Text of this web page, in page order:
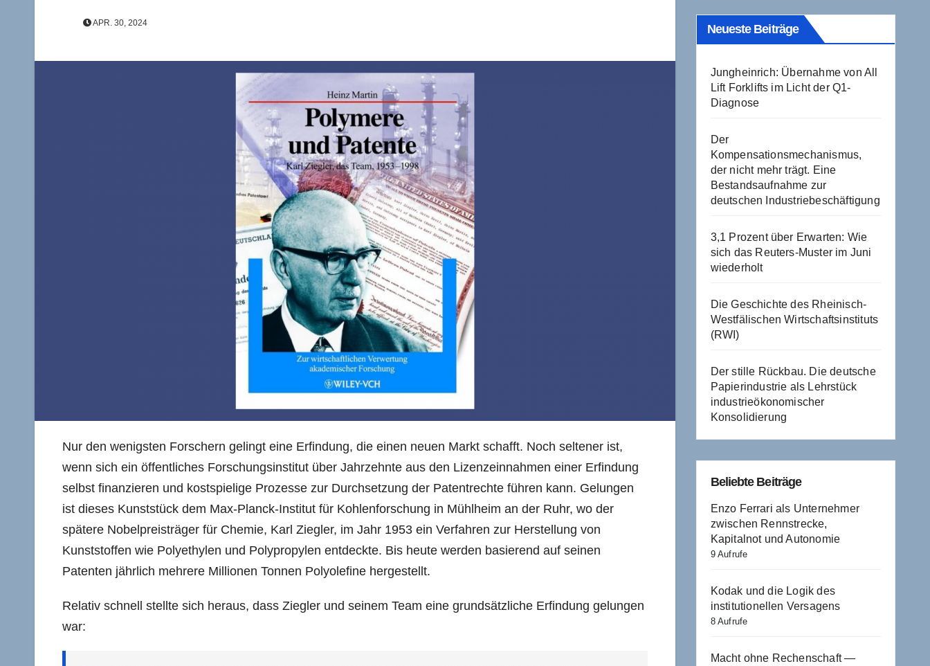
APR. 30, 2024
Nur den wenigsten Forschern gelingt eine Erfindung, die einen neuen Markt schafft. Noch seltener ist,
wenn sich ein öffentliches Forschungsinstitut über Jahrzehnte aus den Lizenzeinnahmen einer Erfindung
selbst finanzieren und kostspielige Prozesse zur Durchsetzung der Patentrechte führen kann. Gelungen
ist dieses Kunststück dem Max-Planck-Institut für Kohlenforschung in Mühlheim an der Ruhr, wo der
spätere Nobelpreisträger für Chemie, Karl Ziegler, im Jahr 1953 ein Verfahren zur Herstellung von
Kunststoffen wie Polyethylen und Polypropylen entdeckte. Bis heute werden basierend auf seinen
Patenten jährlich mehrere Millionen Tonnen Polyolefine hergestellt.
Relativ schnell stellte sich heraus, dass Ziegler und seinem Team eine grundsätzliche Erfindung gelungen
war:
Neueste Beiträge
Jungheinrich: Übernahme von All
Lift Forklifts im Licht der Q1-
Diagnose
Der
Kompensationsmechanismus,
der nicht mehr trägt. Eine
Bestandsaufnahme zur
deutschen Industriebeschäftigung
3,1 Prozent über Erwarten: Wie
sich das Reuters-Muster im Juni
wiederholt
Die Geschichte des Rheinisch-
Westfälischen Wirtschaftsinstituts
(RWI)
Der stille Rückbau. Die deutsche
Papierindustrie als Lehrstück
industrieökonomischer
Konsolidierung
Beliebte Beiträge
Enzo Ferrari als Unternehmer
zwischen Rennstrecke,
Kapitalnot und Autonomie
9 Aufrufe
Kodak und die Logik des
institutionellen Versagens
8 Aufrufe
Macht ohne Rechenschaft —